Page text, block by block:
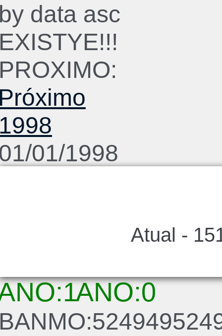
data asc
01/1998
Atual -
ANO:0